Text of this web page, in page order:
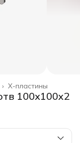
Х-пластины
›
100х100х2